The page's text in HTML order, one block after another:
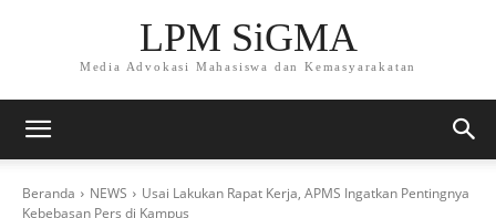
LPM SiGMA
Media Advokasi Mahasiswa dan Kemasyarakatan
Beranda NEWS
Usai Lakukan Rapat Kerja, APMS Ingatkan Pentingnya
Kebebasan Pers di Kampus